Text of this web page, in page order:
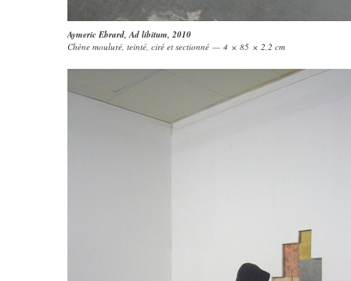
Aymeric Ebrard,Ad libitum, 2010
Chène mouluré, teinté, ciré et sectionné — 4 × 85 × 2,2 cm